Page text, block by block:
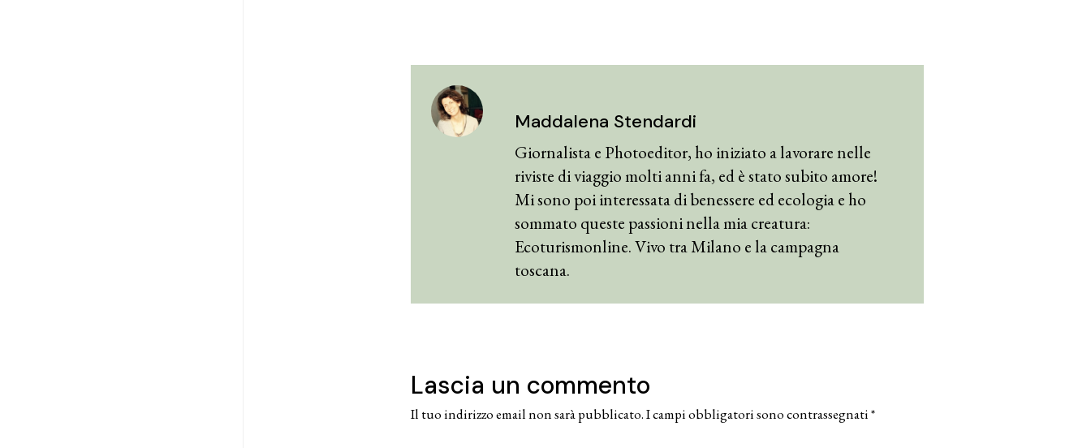
Maddalena Stendardi
Giornalista e Photoeditor, ho iniziato a lavorare nelle
riviste di viaggio molti anni fa, ed è stato subito amore!
Mi sono poi interessata di benessere ed ecologia e ho
sommato queste passioni nella mia creatura:
Ecoturismonline. Vivo tra Milano e la campagna
toscana.
Lascia un commento
Il tuo indirizzo email non sarà pubblicato.I campi obbligatori sono contrassegnati*